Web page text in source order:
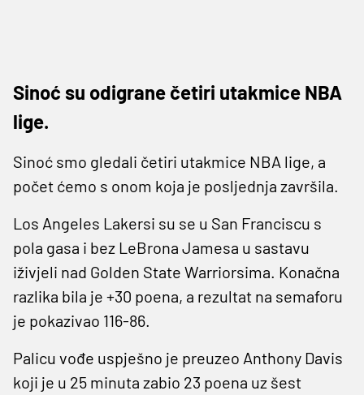
Sinoć su odigrane četiri utakmice NBA
lige.
Sinoć smo gledali četiri utakmice NBA lige, a
počet ćemo s onom koja je posljednja završila.
Los Angeles Lakersi su se u San Franciscu s
pola gasa i bez LeBrona Jamesa u sastavu
iživjeli nad Golden State Warriorsima. Konačna
razlika bila je +30 poena, a rezultat na semaforu
je pokazivao 116-86.
Palicu vođe uspješno je preuzeo Anthony Davis
koji je u 25 minuta zabio 23 poena uz šest